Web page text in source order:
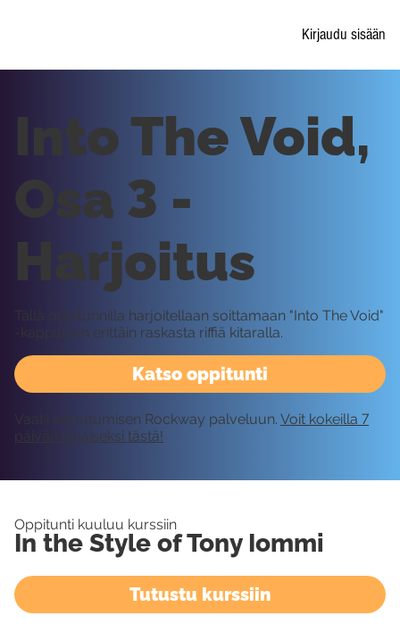
Kirjaudu sisään
Katso oppitunti
Into The Void,
Osa 3 -
Harjoitus
Tällä oppitunnilla harjoitellaan soittamaan "Into The Void"
-kappaleen erittäin raskasta riffiä kitaralla.
Vaatii kirjautumisen Rockway palveluun. Voit kokeilla 7
päivää ilmaiseksi tästä!
Oppitunti kuuluu kurssiin
In the Style of Tony Iommi
Tutustu kurssiin